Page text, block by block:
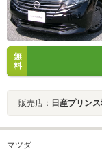
無
料
販売店： 日産プリン
マツダ